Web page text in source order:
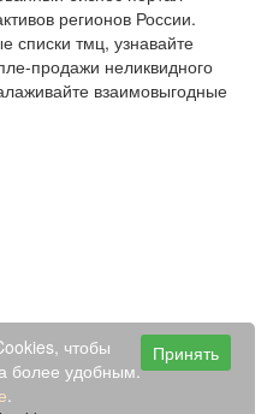
регионов России.
списки тмц, узнавайте
продажи неликвидного
взаимовыгодные
чтобы
более удобным.
.
Принять